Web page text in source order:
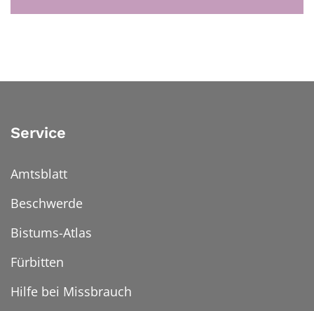
Service
Amtsblatt
Beschwerde
Bistums-Atlas
Fürbitten
Hilfe bei Missbrauch